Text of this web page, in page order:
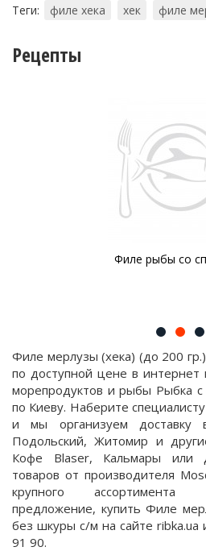
Теги: филе хека хек филе
Рецепты
Филе рыбы со
Филе мерлузы (хека) (до 200
по доступной цене в интернет
морепродуктов и рыбы Рыбка с
по Киеву. Наберите
и мы организуем доставку
Подольский, Житомир и
Кофе Blaser, Кальмары или
товаров от производителя
крупного ассортимента
предложение, купить Филе
без шкуры с/м на сайте
91 90.